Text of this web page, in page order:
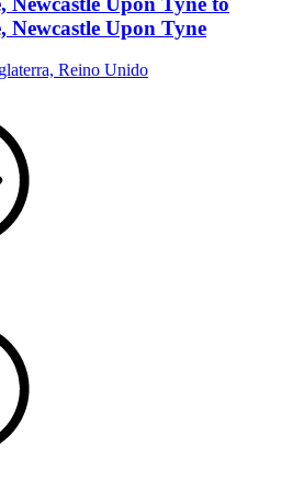
Newcastle Upon Tyne
Reino Unido